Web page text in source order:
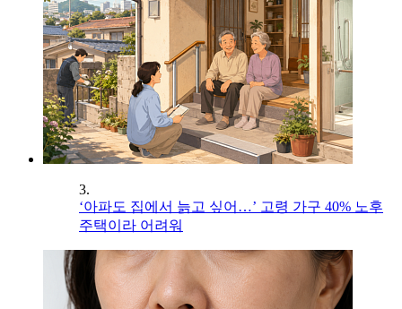
3.
‘아파도 집에서 늙고 싶어…’ 고령 가구 40% 노후
주택이라 어려워